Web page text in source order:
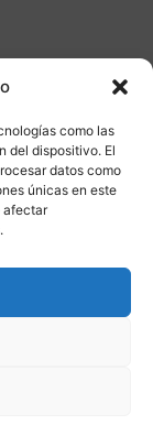
como las
del dispositivo. El
datos como
únicas en este
afectar